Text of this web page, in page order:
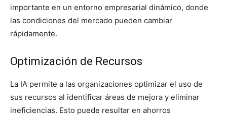
importante en un entorno empresarial dinámico, donde
las condiciones del mercado pueden cambiar
rápidamente.
Optimización de Recursos
La IA permite a las organizaciones optimizar el uso de
sus recursos al identificar áreas de mejora y eliminar
ineficiencias. Esto puede resultar en ahorros